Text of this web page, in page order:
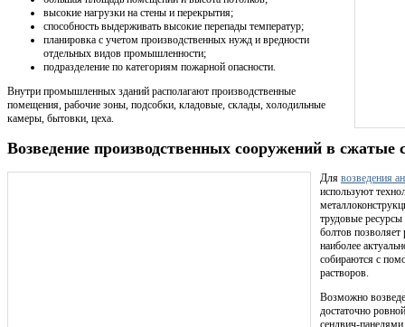
высокие нагрузки на стены и перекрытия;
способность выдерживать высокие перепады температур;
планировка с учетом производственных нужд и вредности
отдельных видов промышленности;
подразделение по категориям пожарной опасности.
Внутри промышленных зданий располагают производственные
помещения, рабочие зоны, подсобки, кладовые, склады, холодильные
камеры, бытовки, цеха.
Возведение производственных сооружений в сжатые
Для возведения
используют
трудовые
болтов
наиболее
собираются с
растворов.
Возможно
достаточно
сендвич-